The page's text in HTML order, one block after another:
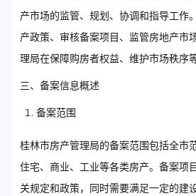
产市场的监管、规划、协调和指导工作
产政策、审核备案项目、监管房地产市
理局在保障购房者权益、维护市场秩序
三、备案信息概述
备案范围
桂林市房产管理局的备案范围包括全市
住宅、商业、工业等各类房产。备案项
关规定和政策，同时需要满足一定的建